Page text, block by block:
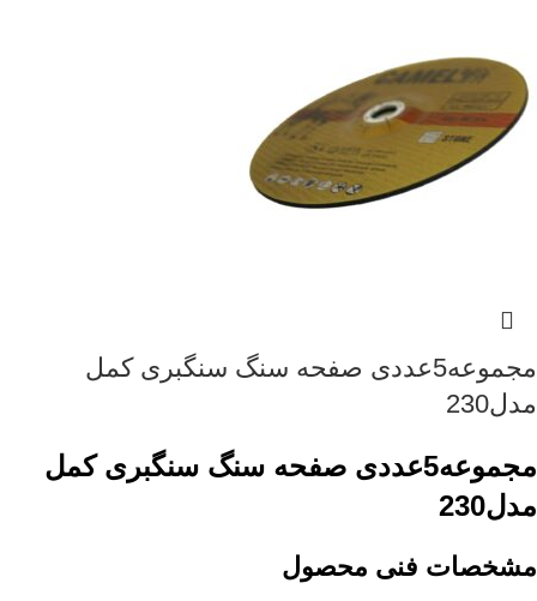
مجموعه5عددی صفحه سنگ سنگبری کمل
مدل230
مجموعه5عددی صفحه سنگ سنگبری کمل
مدل230
مشخصات فنی محصول